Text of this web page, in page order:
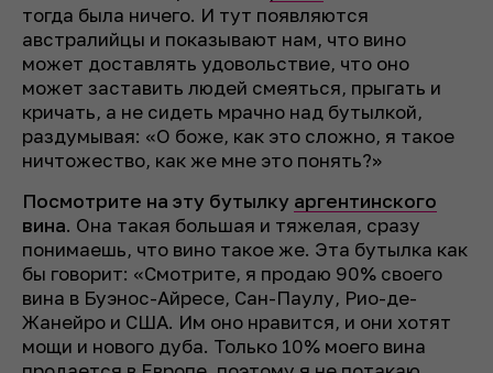
тогда была ничего. И тут появляются
австралийцы и показывают нам, что вино
может доставлять удовольствие, что оно
может заставить людей смеяться, прыгать и
кричать, а не сидеть мрачно над бутылкой,
раздумывая: «О боже, как это сложно, я такое
ничтожество, как же мне это понять?»
Посмотрите на эту бутылку аргентинского
вина. Она такая большая и тяжелая, сразу
понимаешь, что вино такое же. Эта бутылка как
бы говорит: «Смотрите, я продаю 90% своего
вина в Буэнос-Айресе, Сан-Паулу, Рио-де-
Жанейро и США. Им оно нравится, и они хотят
мощи и нового дуба. Только 10% моего вина